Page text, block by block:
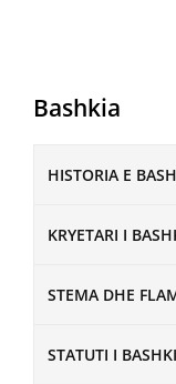
Bashkia
HISTORIA E
KRYETARI I
STEMA DHE
STATUTI I